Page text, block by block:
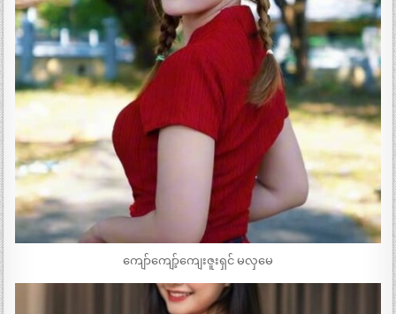
ကျော်ကျော့်ကျေးဇူးရှင် မလှမေ